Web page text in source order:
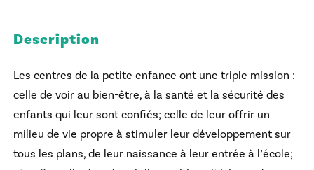
Description
Les centres de la petite enfance ont une triple mission :
celle de voir au bien-être, à la santé et la sécurité des
enfants qui leur sont confiés; celle de leur offrir un
milieu de vie propre à stimuler leur développement sur
tous les plans, de leur naissance à leur entrée à l’école;